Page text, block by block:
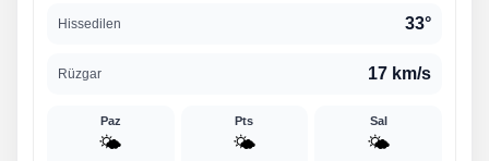
Hissedilen 33°
Rüzgar 17 km/s
Paz
🌤️
Pts
🌤️
Sal
🌤️